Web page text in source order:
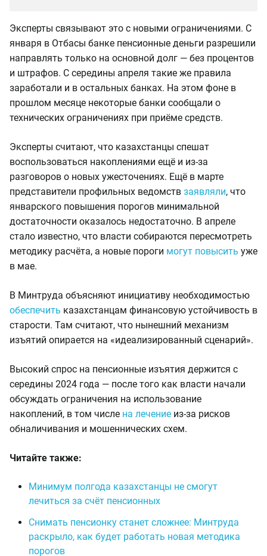
Эксперты связывают это с новыми ограничениями. С
января в Отбасы банке пенсионные деньги разрешили
направлять только на основной долг — без процентов
и штрафов. С середины апреля такие же правила
заработали и в остальных банках. На этом фоне в
прошлом месяце некоторые банки сообщали о
технических ограничениях при приёме средств.
Эксперты считают, что казахстанцы спешат
воспользоваться накоплениями ещё и из-за
разговоров о новых ужесточениях. Ещё в марте
представители профильных ведомств заявляли, что
январского повышения порогов минимальной
достаточности оказалось недостаточно. В апреле
стало известно, что власти собираются пересмотреть
методику расчёта, а новые пороги могут повысить уже
в мае.
В Минтруда объясняют инициативу необходимостью
обеспечить казахстанцам финансовую устойчивость в
старости. Там считают, что нынешний механизм
изъятий опирается на «идеализированный сценарий».
Высокий спрос на пенсионные изъятия держится с
середины 2024 года — после того как власти начали
обсуждать ограничения на использование
накоплений, в том числе на лечение из-за рисков
обналичивания и мошеннических схем.
Читайте также:
Минимум полгода казахстанцы не смогут
лечиться за счёт пенсионных
Снимать пенсионку станет сложнее: Минтруда
раскрыло, как будет работать новая методика
порогов